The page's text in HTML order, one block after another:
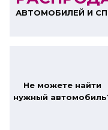
АВТОМОБИЛЕЙ И
Не можете найти
нужный